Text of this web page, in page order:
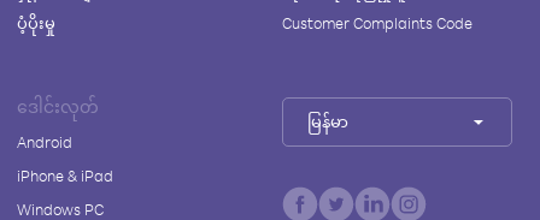
ပံ့ပိုးမှု
Customer Complaints Code
ဒေါင်းလုတ်
Android
iPhone & iPad
Windows PC
မြန်မာ